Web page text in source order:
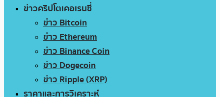
ข่าวคริปโตเคอเรนซี่
ข่าว Bitcoin
ข่าว Ethereum
ข่าว Binance Coin
ข่าว Dogecoin
ข่าว Ripple (XRP)
ราคาและการวิเคราะห์